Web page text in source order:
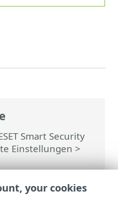
Smart Security
Einstellungen >
>Firewall>
oder
Regeln
your cookies